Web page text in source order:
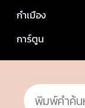
กำเมือง
การ์ตูน